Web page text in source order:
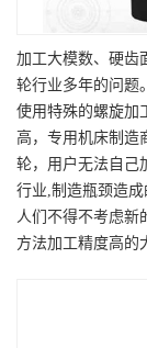
加工大模数、硬齿
轮行业多年的问题
使用特殊的螺旋加
高，专用机床制造
轮，用户无法自己
行业,制造瓶颈造
人们不得不考虑新
方法加工精度高的